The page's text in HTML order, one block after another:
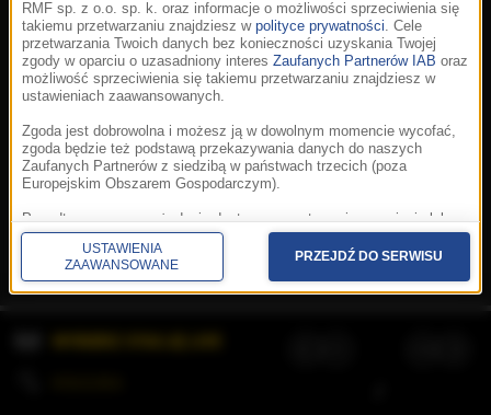
Korzystanie z portalu oznacza akceptację
Prywatność.Aplikacje.© 2026 Radio Muzyka
Fakty Grupa RMF sp. z o.o. sp. k.
RMF sp. z o.o. sp. k. oraz informacje o możliwości sprzeciwienia się
takiemu przetwarzaniu znajdziesz w polityce prywatności. Cele
przetwarzania Twoich danych bez konieczności uzyskania Twojej
zgody w oparciu o uzasadniony interes Zaufanych Partnerów IAB oraz
możliwość sprzeciwienia się takiemu przetwarzaniu znajdziesz w
ustawieniach zaawansowanych.
Zgoda jest dobrowolna i możesz ją w dowolnym momencie wycofać,
zgoda będzie też podstawą przekazywania danych do naszych
Zaufanych Partnerów z siedzibą w państwach trzecich (poza
Europejskim Obszarem Gospodarczym).
Ponadto masz prawo żądania dostępu, sprostowania, usunięcia lub
ograniczenia przetwarzania danych, a także złożenia skargi do
Prezesa Urzędu Ochrony Danych Osobowych. W polityce prywatności
znajdziesz informacje jak wykonać swoje prawa. Szczegółowe
informacje na temat przetwarzania Twoich danych znajdują się w
USTAWIENIA
ZAAWANSOWANE
PRZEJDŹ DO SERWISU